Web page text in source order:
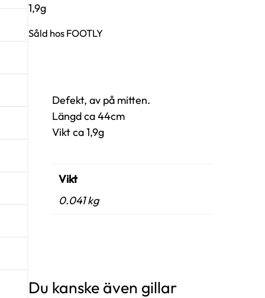
1,9g
Såld hos FOOTLY
Defekt, av på mitten.
Längd ca 44cm
Vikt ca 1,9g
Vikt
0.041 kg
Du kanske även gillar